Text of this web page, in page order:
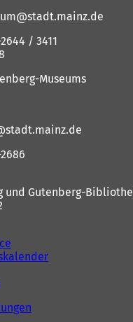
stadt.mainz de
/ 3411
Museums
stadt.mainz de
und Gutenberg-